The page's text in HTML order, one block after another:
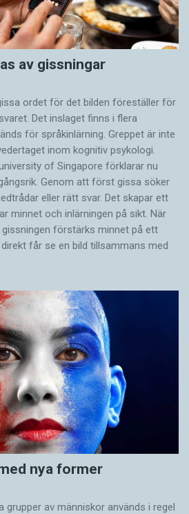
av gissningar
ordet för det bilden föreställer för
Det inslaget finns i flera
för språkinlärning. Greppet är inte
inom kognitiv psykologi.
of Singa­pore förklarar nu
Genom att först gissa ­söker
eller rätt svar. Det skapar ett
minnet och inlärningen på sikt. När
förstärks minnet på ett
får se en bild tillsammans med
nya former
grupper av människor används i regel